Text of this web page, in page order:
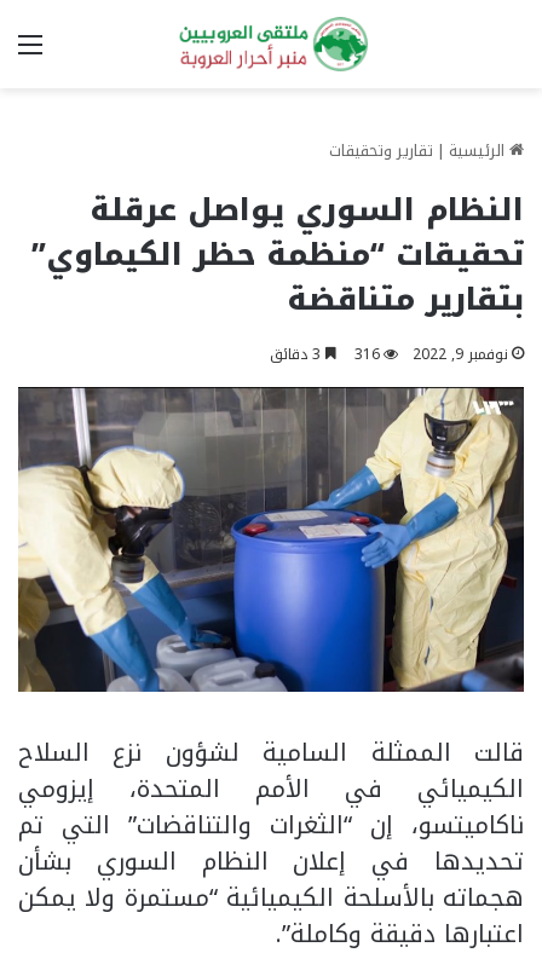
الرئيسية | تقارير وتحقيقات
النظام السوري يواصل عرقلة
تحقيقات “منظمة حظر الكيماوي”
بتقارير متناقضة
نوفمبر 9, 2022 316
قالت الممثلة السامية لشؤون نزع السلاح
الكيميائي في الأمم المتحدة، إيزومي
ناكاميتسو، إن “الثغرات والتناقضات” التي تم
تحديدها في إعلان النظام السوري بشأن
هجماته بالأسلحة الكيميائية “مستمرة ولا يمكن
اعتبارها دقيقة وكاملة”.